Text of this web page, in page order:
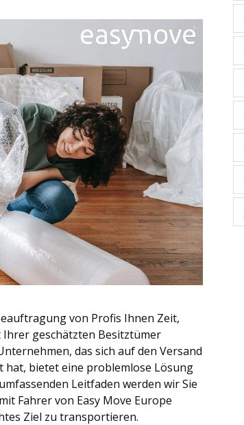
von Profis Ihnen Zeit,
geschätzten Besitztümer
das sich auf den Versand
bietet eine problemlose Lösung
Leitfaden werden wir Sie
Fahrer von Easy Move Europe
Ziel zu transportieren.